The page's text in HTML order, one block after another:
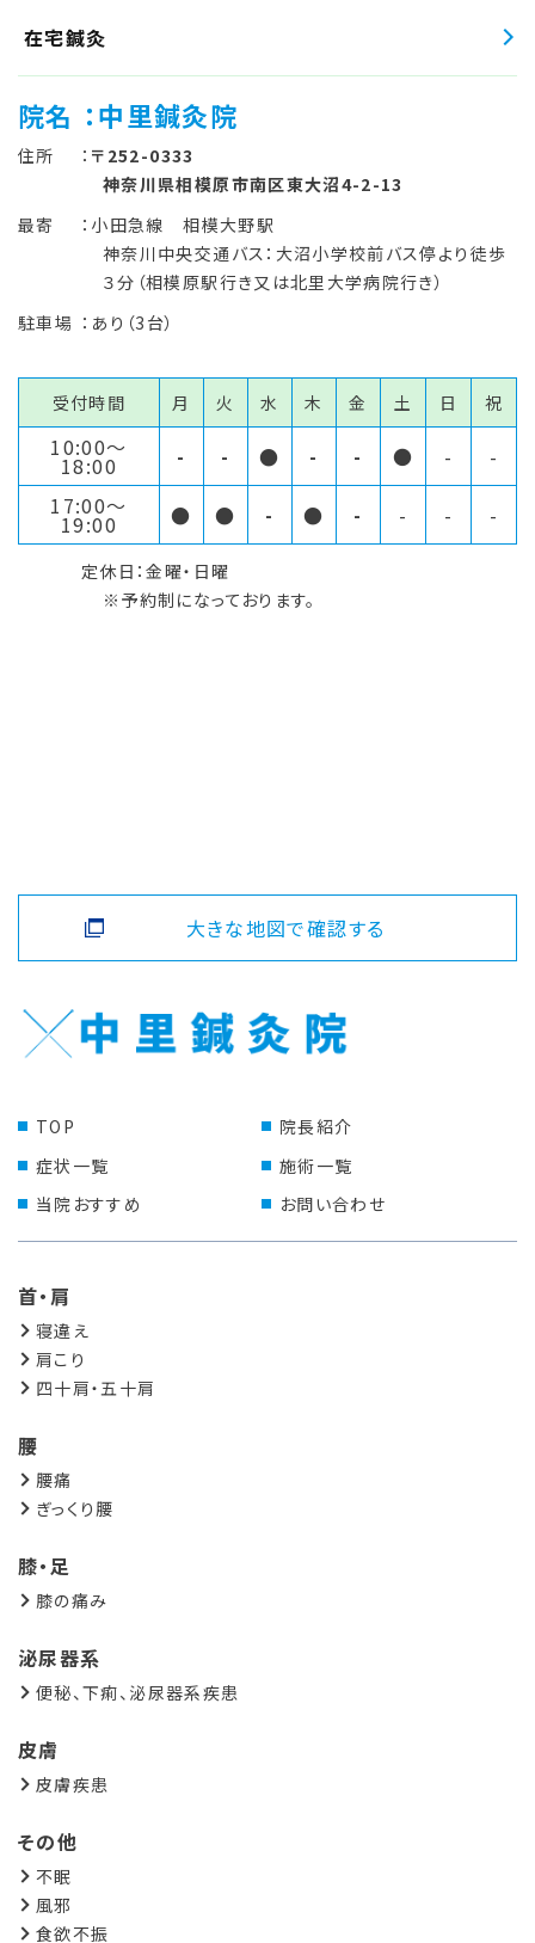
在宅鍼灸
院名 ：中里鍼灸院
住所 ： 〒252-0333
神奈川県相模原市南区東大沼4-2-13
最寄
：小田急線 相模大野駅
神奈川中央交通バス：大沼小学校前バス停より徒歩
３分（相模原駅行き又は北里大学病院行き）
駐車場 ：あり（3台）
受付時間 月 火 水 木 金 土 日 祝
10:00〜
18:00 - - ● - - ● -
-
17:00〜
19:00 ● ● - ● - - - -
定休日：金曜・日曜
※予約制になっております。
大きな地図で確認する
TOP
院長紹介
症状一覧
施術一覧
当院おすすめ
お問い合わせ
首・肩
寝違え
肩こり
四十肩・五十肩
腰
腰痛
ぎっくり腰
膝・足
膝の痛み
泌尿器系
便秘、下痢、泌尿器系疾患
皮膚
皮膚疾患
その他
不眠
風邪
食欲不振